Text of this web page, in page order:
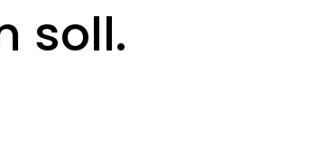
soll.